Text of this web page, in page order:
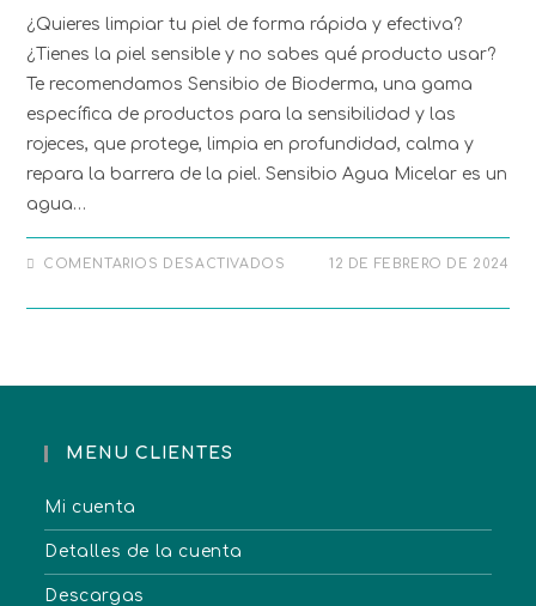
¿Quieres limpiar tu piel de forma rápida y efectiva?
¿Tienes la piel sensible y no sabes qué producto usar?
Te recomendamos Sensibio de Bioderma, una gama
específica de productos para la sensibilidad y las
rojeces, que protege, limpia en profundidad, calma y
repara la barrera de la piel. Sensibio Agua Micelar es un
agua…
COMENTARIOS DESACTIVADOS 12 DE FEBRERO DE 2024
MENU CLIENTES
Mi cuenta
Detalles de la cuenta
Descargas